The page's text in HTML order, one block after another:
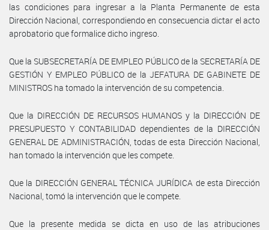
las condiciones para ingresar a la Planta Permanente de esta
Dirección Nacional, correspondiendo en consecuencia dictar el acto
aprobatorio que formalice dicho ingreso.
Que la SUBSECRETARÍA DE EMPLEO PÚBLICO de la SECRETARÍA DE
GESTIÓN Y EMPLEO PÚBLICO de la JEFATURA DE GABINETE DE
MINISTROS ha tomado la intervención de su competencia.
Que la DIRECCIÓN DE RECURSOS HUMANOS y la DIRECCIÓN DE
PRESUPUESTO Y CONTABILIDAD dependientes de la DIRECCIÓN
GENERAL DE ADMINISTRACIÓN, todas de esta Dirección Nacional,
han tomado la intervención que les compete.
Que la DIRECCIÓN GENERAL TÉCNICA JURÍDICA de esta Dirección
Nacional, tomó la intervención que le compete.
Que la presente medida se dicta en uso de las atribuciones